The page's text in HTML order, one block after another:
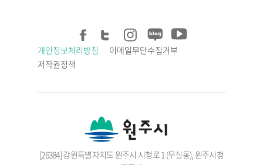
개인정보처리방침
이메일무단수집거부
저작권정책
[26384] 강원특별자치도 원주시 시청로 1 (무실동), 원주시청